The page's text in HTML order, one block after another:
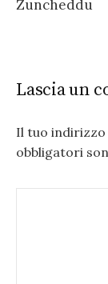
Zuncheddu
Lascia un
Il tuo indirizzo
obbligatori